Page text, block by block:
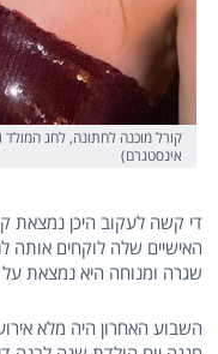
אינסטגרם)
די קשה לעקוב היכן נמצאת
האישיים שלה לוקחים אותה
שגרה ומנוחה היא נמצאת
השבוע האחרון היה מלא